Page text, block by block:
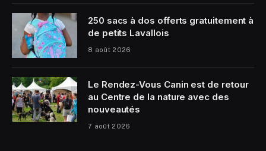
250 sacs à dos offerts gratuitement à
de petits Lavallois
8 août 2026
Le Rendez-Vous Canin est de retour
au Centre de la nature avec des
nouveautés
7 août 2026